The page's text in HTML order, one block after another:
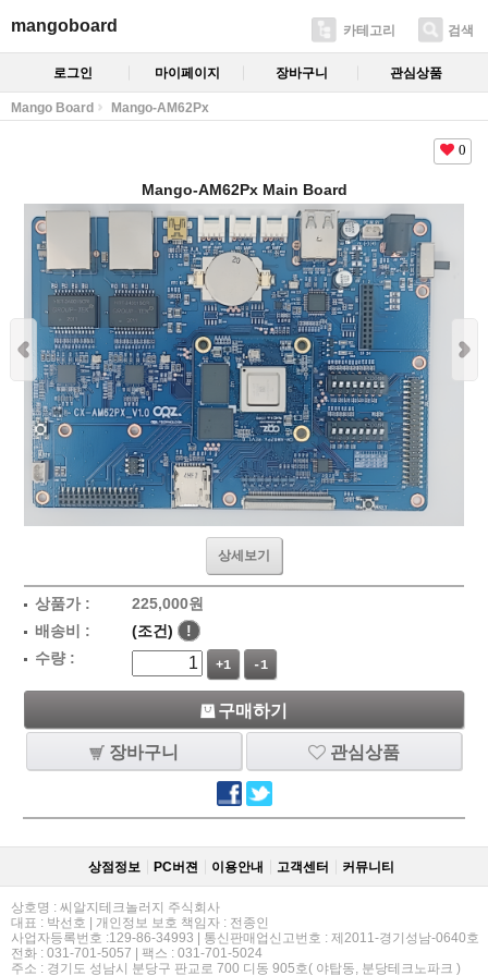
mangoboard 카테고리 검색
로그인 마이페이지 장바구니 관심상품
Mango Board Mango-AM62Px
0
Mango-AM62Px Main Board
상세보기
상품가 : 225,000원
배송비 :
(조건)
!
수량 :
+1 -1
구매하기
장바구니 관심상품
상점정보 PC버젼 이용안내 고객센터 커뮤니티
상호명 : 씨알지테크놀러지 주식회사
대표 : 박선호 | 개인정보 보호 책임자 : 전종인
사업자등록번호 :129-86-34993 | 통신판매업신고번호 : 제2011-경기성남-0640호
전화 : 031-701-5057 | 팩스 : 031-701-5024
주소 : 경기도 성남시 분당구 판교로 700 디동 905호( 야탑동, 분당테크노파크 )